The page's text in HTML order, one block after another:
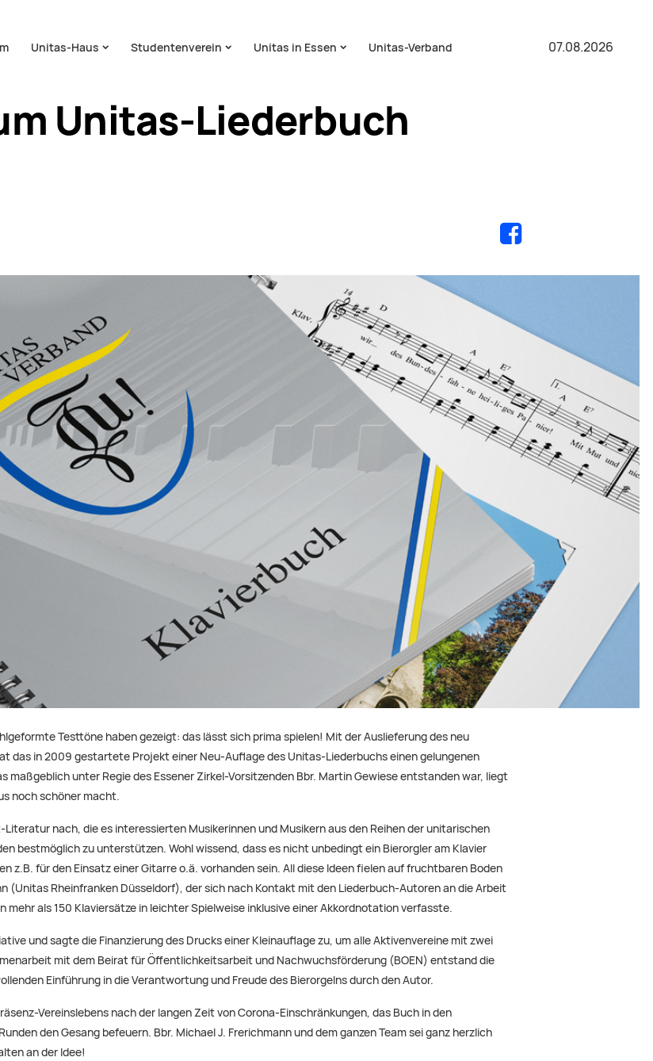
Unitas-Haus Studentenverein Unitas in Essen Unitas-Verband 07.08.2026
Unitas-Liederbuch
Testtöne haben gezeigt: das lässt sich prima spielen! Mit der Auslieferung des neu
das in 2009 gestartete Projekt einer Neu-Auflage des Unitas-Liederbuchs einen gelungenen
maßgeblich unter Regie des Essener Zirkel-Vorsitzenden Bbr. Martin Gewiese entstanden war, liegt
noch schöner macht.
nach, die es interessierten Musikerinnen und Musikern aus den Reihen der unitarischen
bestmöglich zu unterstützen. Wohl wissend, dass es nicht unbedingt ein Bierorgler am Klavier
z.B. für den Einsatz einer Gitarre o.ä. vorhanden sein. All diese Ideen fielen auf fruchtbaren Boden
(Unitas Rheinfranken Düsseldorf), der sich nach Kontakt mit den Liederbuch-Autoren an die Arbeit
mehr als 150 Klaviersätze in leichter Spielweise inklusive einer Akkordnotation verfasste.
und sagte die Finanzierung des Drucks einer Kleinauflage zu, um alle Aktivenvereine mit zwei
mit dem Beirat für Öffentlichkeitsarbeit und Nachwuchsförderung (BOEN) entstand die
Einführung in die Verantwortung und Freude des Bierorgelns durch den Autor.
Vereinslebens nach der langen Zeit von Corona-Einschränkungen, das Buch in den
den Gesang befeuern. Bbr. Michael J. Frerichmann und dem ganzen Team sei ganz herzlich
an der Idee!